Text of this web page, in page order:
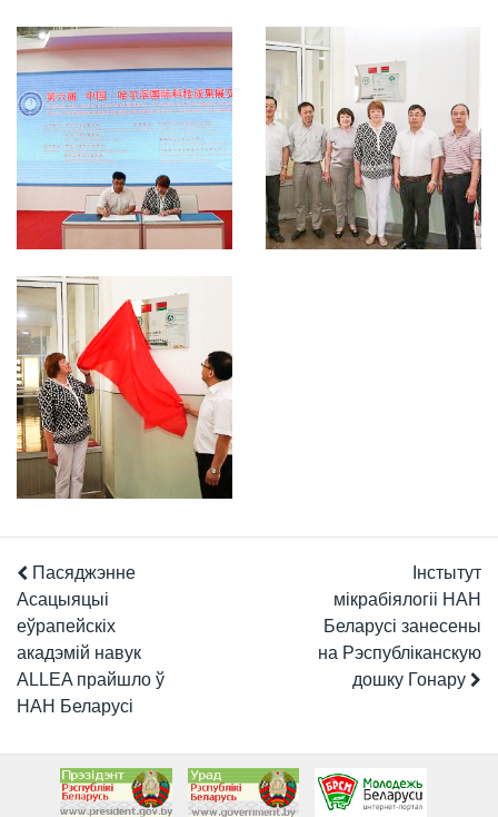
Пасяджэнне
Асацыяцыі
еўрапейскіх
акадэмій навук
ALLEA прайшло ў
НАН Беларусі
Інстытут
мікрабіялогіі НАН
Беларусі занесены
на Рэспубліканскую
дошку Гонару